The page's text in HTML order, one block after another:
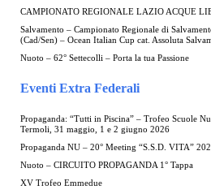
CAMPIONATO REGIONALE LAZIO ACQUE
Salvamento – Campionato Regionale di
(Cad/Sen) – Ocean Italian Cup cat. Assoluta
Nuoto – 62° Settecolli – Porta la tua Passione
Eventi Extra Federali
Propaganda: “Tutti in Piscina” – Trofeo Scuole
Termoli, 31 maggio, 1 e 2 giugno 2026
Propaganda NU – 20° Meeting “S.S.D. VITA”
Nuoto – CIRCUITO PROPAGANDA 1° Tappa
XV Trofeo Emmedue